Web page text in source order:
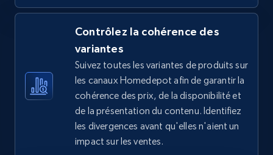
TikTok Shop - Collect TikTok shop products
by keywords search
URL, Title, Available, Description, Currency, Initial
price, Final price, Discount percent, and more.
Contrôlez la cohérence des
variantes
Suivez toutes les variantes de produits sur
les canaux Homedepot afin de garantir la
cohérence des prix, de la disponibilité et
de la présentation du contenu. Identifiez
les divergences avant qu'elles n'aient un
impact sur les ventes.